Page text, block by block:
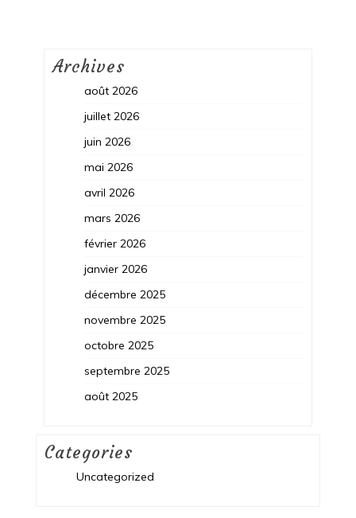
Archives
août 2026
juillet 2026
juin 2026
mai 2026
avril 2026
mars 2026
février 2026
janvier 2026
décembre 2025
novembre 2025
octobre 2025
septembre 2025
août 2025
Categories
Uncategorized